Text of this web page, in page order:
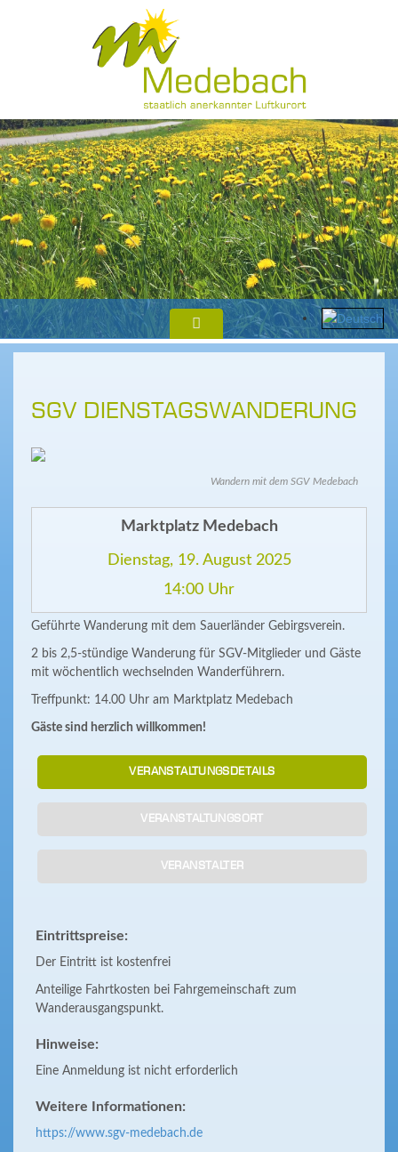
SGV DIENSTAGSWANDERUNG
Wandern mit dem SGV Medebach
Marktplatz Medebach
Dienstag, 19. August 2025
14:00 Uhr
Geführte Wanderung mit dem Sauerländer Gebirgsverein.
2 bis 2,5-stündige Wanderung für SGV-Mitglieder und Gäste
mit wöchentlich wechselnden Wanderführern.
Treffpunkt: 14.00 Uhr am Marktplatz Medebach
Gäste sind herzlich willkommen!
VERANSTALTUNGSDETAILS
VERANSTALTUNGSORT
VERANSTALTER
Eintrittspreise:
Der Eintritt ist kostenfrei
Anteilige Fahrtkosten bei Fahrgemeinschaft zum
Wanderausgangspunkt.
Hinweise:
Eine Anmeldung ist nicht erforderlich
Weitere Informationen:
https://www.sgv-medebach.de